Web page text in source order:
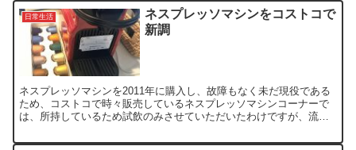
日常生活
ネスプレッソマシンをコストコで
新調
ネスプレッソマシンを2011年に購入し、故障もなく未だ現役である
ため、コストコで時々販売しているネスプレッソマシンコーナーで
は、所持しているため試飲のみさせていただいたわけですが、流石